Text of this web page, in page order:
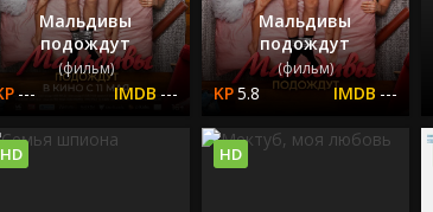
Мальдивы
подождут
(фильм)
--- ---
Мальдивы
подождут
(фильм)
5.8 ---
HD HD